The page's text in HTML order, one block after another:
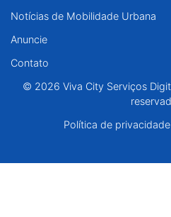
Nordeste
Norte
© 2026 Viva City Serviços Digitais Ltda. Todos
Notícias de Mobilidade Urbana
Anuncie
Contato
© 2026 Viva City Serviços
Política de